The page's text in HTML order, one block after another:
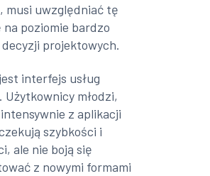
musi uwzględniać tę
poziomie bardzo
projektowych.
interfejs usług
młodzi,
z aplikacji
szybkości i
ale nie boją się
z nowymi formami